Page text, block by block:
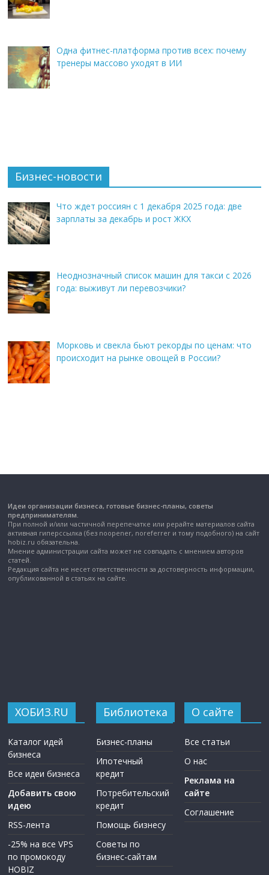
Одна фитнес-платформа против всех: почему
тренеры массово уходят в ИИ
Бизнес-новости
Что ждет россиян с 1 декабря 2025 года: две
зарплаты за декабрь и рост ЖКХ
Неоднозначный список машин для такси с 2026
года: выживут ли перевозчики?
Морковь и свекла бьют рекорды по ценам: что
происходит на рынке овощей в России?
Идеи организации бизнеса, готовые бизнес-планы, советы
предпринимателям.
При полной и/или частичной перепечатке или рерайте материалов сайта
активная гиперссылка (без noopener, noreferrer и тому подобного) на сайт
hobiz.ru обязательна.
Мнение администрации сайта может не совпадать с мнением авторов
статей.
Редакция сайта не несет ответственности за достоверность информации,
опубликованной в статьях на сайте.
ХОБИЗ.RU
Каталог идей
бизнеса
Все идеи бизнеса
Добавить свою
идею
RSS-лента
-25% на все VPS
по промокоду
HOBIZ
Библиотека
Бизнес-планы
Ипотечный
кредит
Потребительский
кредит
Помощь бизнесу
Советы по
бизнес-сайтам
О сайте
Все статьи
О нас
Реклама на
сайте
Соглашение